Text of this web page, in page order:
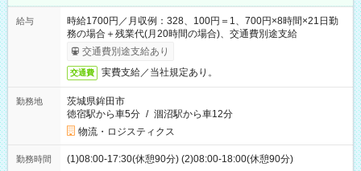
給与
時給1700円／月収例：328、100円＝1、700円×8時間×21日勤
務の場合＋残業代(月20時間の場合)、交通費別途支給
交通費別途支給あり
交通費 実費支給／当社規定あり。
勤務地
茨城県鉾田市
徳宿駅から車5分 / 涸沼駅から車12分
物流・ロジスティクス
勤務時間 (1)08:00-17:30(休憩90分) (2)08:00-18:00(休憩90分)